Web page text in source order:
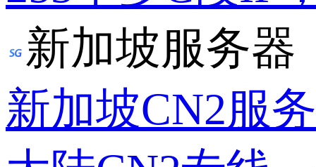
新加坡服务器
新加坡CN2服